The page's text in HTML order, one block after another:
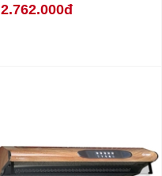
2.762.000đ